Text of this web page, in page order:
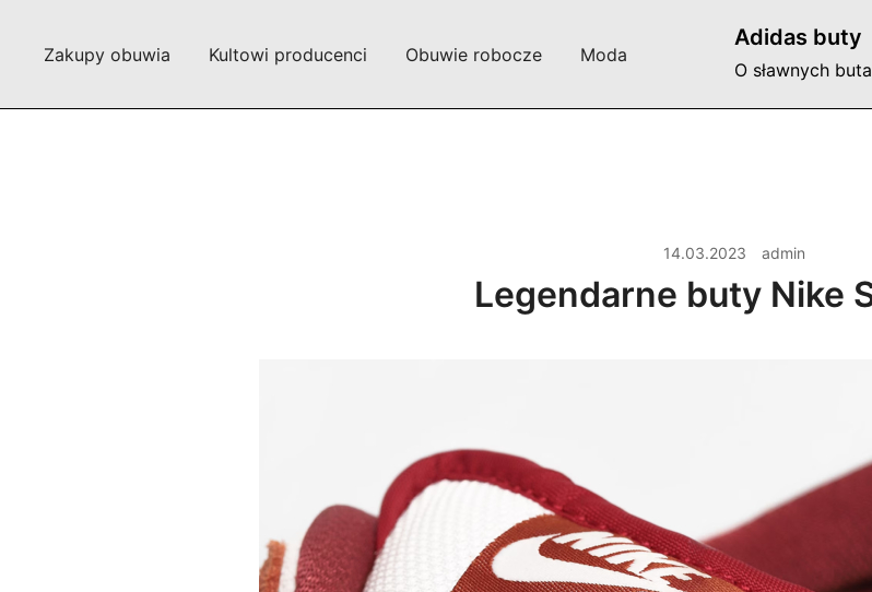
Zakupy obuwia Kultowi producenci Obuwie robocze Moda
Adidas buty
O sławnych
14.03.2023 admin
Legendarne buty Nike